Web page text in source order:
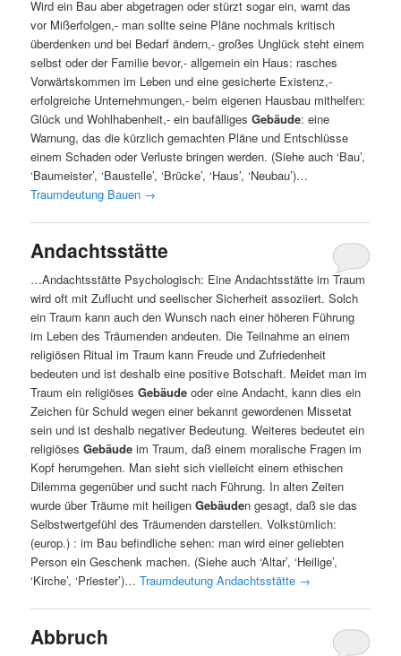
Wird ein Bau aber abgetragen oder stürzt sogar ein, warnt das
vor Mißerfolgen,- man sollte seine Pläne nochmals kritisch
überdenken und bei Bedarf ändern,- großes Unglück steht einem
selbst oder der Familie bevor,- allgemein ein Haus: rasches
Vorwärtskommen im Leben und eine gesicherte Existenz,-
erfolgreiche Unternehmungen,- beim eigenen Hausbau mithelfen:
Glück und Wohlhabenheit,- ein baufälligesGebäude: eine
Warnung, das die kürzlich gemachten Pläne und Entschlüsse
einem Schaden oder Verluste bringen werden. (Siehe auch ‘Bau’,
‘Baumeister’, ‘Baustelle’, ‘Brücke’, ‘Haus’, ‘Neubau’)…
Traumdeutung Bauen →
Andachtsstätte
…Andachtsstätte Psychologisch: Eine Andachtsstätte im Traum
wird oft mit Zuflucht und seelischer Sicherheit assoziiert. Solch
ein Traum kann auch den Wunsch nach einer höheren Führung
im Leben des Träumenden andeuten. Die Teilnahme an einem
religiösen Ritual im Traum kann Freude und Zufriedenheit
bedeuten und ist deshalb eine positive Botschaft. Meidet man im
Traum ein religiösesGebäude oder eine Andacht, kann dies ein
Zeichen für Schuld wegen einer bekannt gewordenen Missetat
sein und ist deshalb negativer Bedeutung. Weiteres bedeutet ein
religiösesGebäude im Traum, daß einem moralische Fragen im
Kopf herumgehen. Man sieht sich vielleicht einem ethischen
Dilemma gegenüber und sucht nach Führung. In alten Zeiten
wurde über Träume mit heiligenGebäuden gesagt, daß sie das
Selbstwertgefühl des Träumenden darstellen. Volkstümlich:
(europ.) : im Bau befindliche sehen: man wird einer geliebten
Person ein Geschenk machen. (Siehe auch ‘Altar’, ‘Heilige’,
‘Kirche’, ‘Priester’)…Traumdeutung Andachtsstätte →
Abbruch